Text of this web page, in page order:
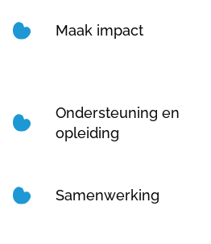
Maak impact
Ondersteuning en
opleiding
Samenwerking